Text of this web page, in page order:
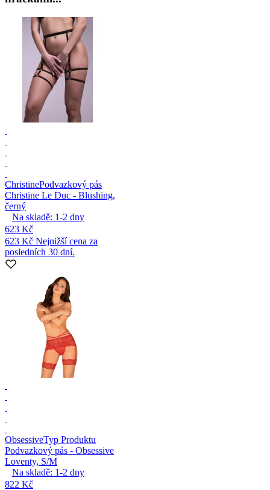
ChristinePodvazkový pás
Christine Le Duc - Blushing,
černý
Na skladě: 1-2 dny
623 Kč
623 Kč Nejnižší cena za
posledních 30 dní.
ObsessiveTyp Produktu
Podvazkový pás - Obsessive
Loventy, S/M
Na skladě: 1-2 dny
822 Kč